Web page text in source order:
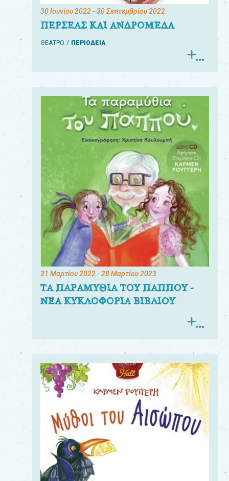
30 Ιουνίου 2022- 30 Σεπτεμβρίου 2022
ΠΕΡΣΕΑΣ ΚΑΙ ΑΝΔΡΟΜΕΔΑ
ΘΕΑΤΡΟ ΠΕΡΙΟΔΕΙΑ
31 Μαρτίου 2022- 28 Μαρτίου 2023
ΤΑ ΠΑΡΑΜΥΘΙΑ ΤΟΥ ΠΑΠΠΟΥ -
ΝΕΑ ΚΥΚΛΟΦΟΡΙΑ ΒΙΒΛΙΟΥ